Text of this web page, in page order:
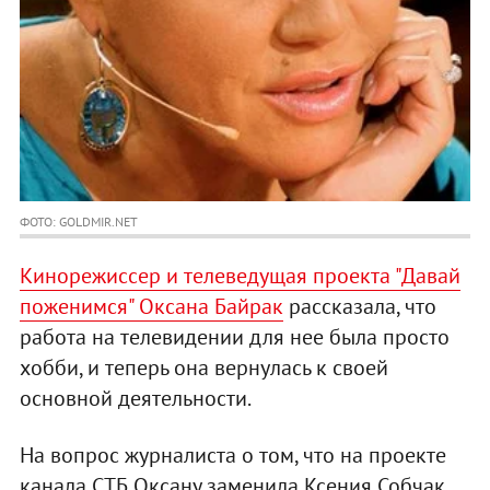
ФОТО: GOLDMIR.NET
Кинорежиссер и телеведущая проекта "Давай
поженимся" Оксана Байрак рассказала, что
работа на телевидении для нее была просто
хобби, и теперь она вернулась к своей
основной деятельности.
На вопрос журналиста о том, что на проекте